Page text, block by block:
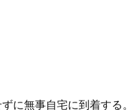
に無事自宅に到着する。